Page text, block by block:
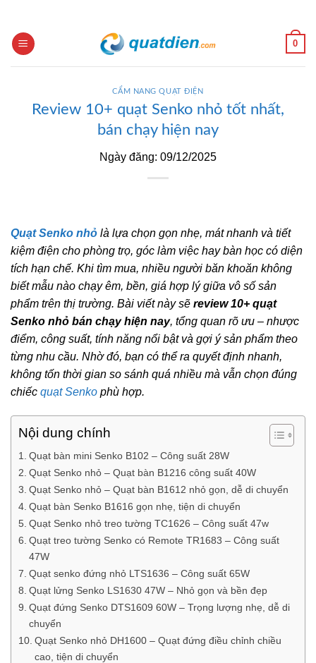
content
0
CẨM NANG QUẠT ĐIỆN
Review 10+ quạt Senko nhỏ tốt nhất,
bán chạy hiện nay
Ngày đăng: 09/12/2025
Quạt Senko nhỏ là lựa chọn gọn nhẹ, mát nhanh và tiết
kiệm điện cho phòng trọ, góc làm việc hay bàn học có diện
tích hạn chế. Khi tìm mua, nhiều người băn khoăn không
biết mẫu nào chạy êm, bền, giá hợp lý giữa vô số sản
phẩm trên thị trường. Bài viết này sẽ review 10+ quạt
Senko nhỏ bán chạy hiện nay, tổng quan rõ ưu – nhược
điểm, công suất, tính năng nổi bật và gợi ý sản phẩm theo
từng nhu cầu. Nhờ đó, bạn có thể ra quyết định nhanh,
không tốn thời gian so sánh quá nhiều mà vẫn chọn đúng
chiếc quạt Senko phù hợp.
Nội dung chính
Quạt bàn mini Senko B102 – Công suất 28W
Quạt Senko nhỏ – Quạt bàn B1216 công suất 40W
Quạt Senko nhỏ – Quạt bàn B1612 nhỏ gọn, dễ di chuyển
Quạt bàn Senko B1616 gọn nhẹ, tiện di chuyển
Quạt Senko nhỏ treo tường TC1626 – Công suất 47w
Quạt treo tường Senko có Remote TR1683 – Công suất
47W
Quạt senko đứng nhỏ LTS1636 – Công suất 65W
Quạt lửng Senko LS1630 47W – Nhỏ gọn và bền đẹp
Quạt đứng Senko DTS1609 60W – Trọng lượng nhẹ, dễ di
chuyển
Quạt Senko nhỏ DH1600 – Quạt đứng điều chỉnh chiều
cao, tiện di chuyển